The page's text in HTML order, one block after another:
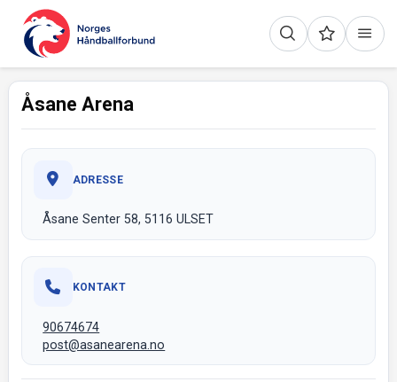
Åsane Arena
ADRESSE
Åsane Senter 58, 5116 ULSET
KONTAKT
90674674
post@asanearena.no